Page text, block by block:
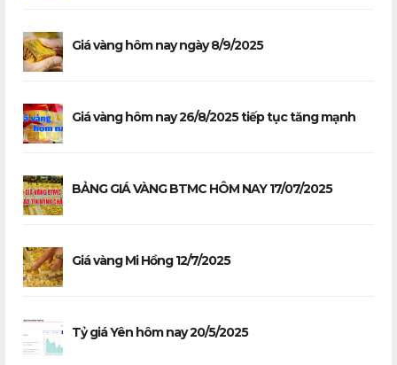
Giá vàng hôm nay ngày 8/9/2025
Giá vàng hôm nay 26/8/2025 tiếp tục tăng mạnh
BẢNG GIÁ VÀNG BTMC HÔM NAY 17/07/2025
Giá vàng Mi Hồng 12/7/2025
Tỷ giá Yên hôm nay 20/5/2025